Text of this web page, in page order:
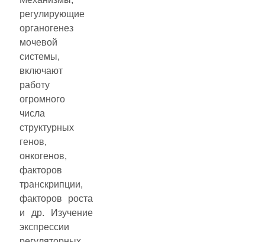
регулирующие
органогенез
мочевой
системы,
включают
работу
огромного
числа
структурных
генов,
онкогенов,
факторов
транскрипции,
факторов роста
и др. Изучение
экспрессии